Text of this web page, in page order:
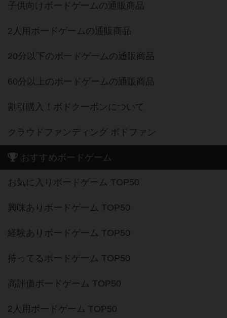
子供向けボードゲームの通販商品
2人用ボードゲームの通販商品
20分以下のボードゲームの通販商品
60分以上のボードゲームの通販商品
割引購入！ボドクーポンについて
クラウドファンディング ボドファン
おすすめボードゲーム
お気に入りボードゲーム TOP50
興味ありボードゲーム TOP50
経験ありボードゲーム TOP50
持ってるボードゲーム TOP50
高評価ボードゲーム TOP50
2人用ボードゲーム TOP50